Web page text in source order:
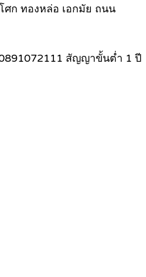
ศก ทองหล่อ เอกมัย ถนน
สัญญาขั้นต่ำ 1 ปี